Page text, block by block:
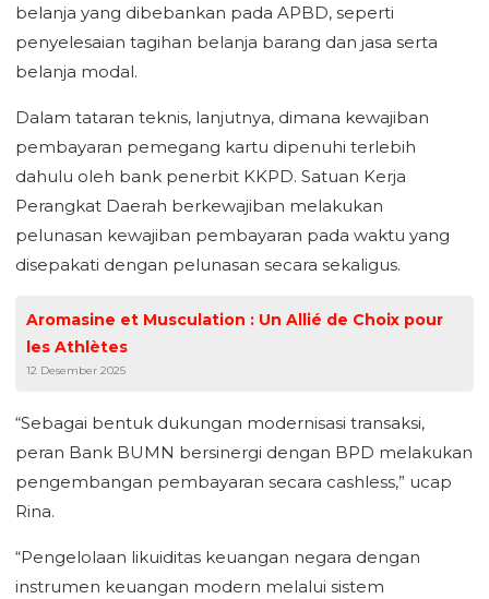
belanja yang dibebankan pada APBD, seperti
penyelesaian tagihan belanja barang dan jasa serta
belanja modal.
Dalam tataran teknis, lanjutnya, dimana kewajiban
pembayaran pemegang kartu dipenuhi terlebih
dahulu oleh bank penerbit KKPD. Satuan Kerja
Perangkat Daerah berkewajiban melakukan
pelunasan kewajiban pembayaran pada waktu yang
disepakati dengan pelunasan secara sekaligus.
Aromasine et Musculation : Un Allié de Choix pour
les Athlètes
12 Desember 2025
“Sebagai bentuk dukungan modernisasi transaksi,
peran Bank BUMN bersinergi dengan BPD melakukan
pengembangan pembayaran secara cashless,” ucap
Rina.
“Pengelolaan likuiditas keuangan negara dengan
instrumen keuangan modern melalui sistem